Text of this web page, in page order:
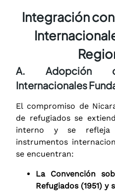
Integración
A. Adopción
Internacionales
El compromiso de
de refugiados se
interno y se
instrumentos
se encuentran:
La Convención
Refugiados (1951) y